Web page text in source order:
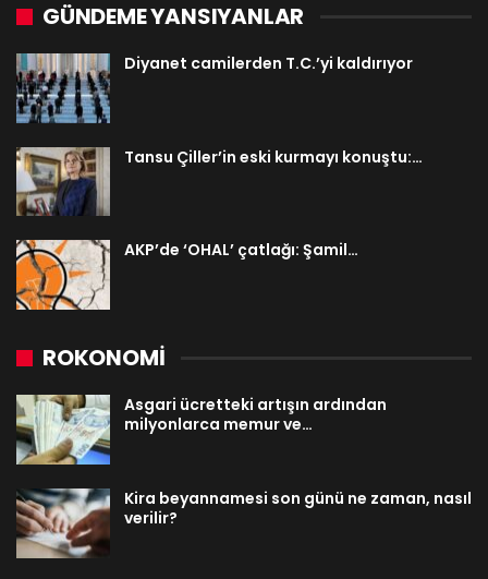
GÜNDEME YANSIYANLAR
Diyanet camilerden T.C.’yi kaldırıyor
Tansu Çiller’in eski kurmayı konuştu:…
AKP’de ‘OHAL’ çatlağı: Şamil…
ROKONOMİ
Asgari ücretteki artışın ardından
milyonlarca memur ve…
Kira beyannamesi son günü ne zaman, nasıl
verilir?